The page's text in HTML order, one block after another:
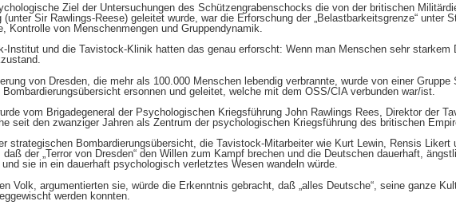
Ziel der Untersuchungen des Schützengrabenschocks die von der britischen
(unter Sir Rawlings-Reese) geleitet wurde, war die Erforschung der „Belastbarkeitsgrenze“ unter
Kontrolle von Menschenmengen und Gruppendynamik.
Institut und die Tavistock-Klinik hatten das genau erforscht: Wenn man Menschen sehr
von Dresden, die mehr als 100.000 Menschen lebendig verbrannte, wurde von einer
ersonnen und geleitet, welche mit dem OSS/CIA verbunden war/ist.
vom Brigadegeneral der Psychologischen Kriegsführung John Rawlings Rees, Direktor der
seit den zwanziger Jahren als Zentrum der psychologischen Kriegsführung des britischen
strategischen Bombardierungsübersicht, die Tavistock-Mitarbeiter wie Kurt Lewin, Rensis Likert
der „Terror von Dresden“ den Willen zum Kampf brechen und die Deutschen dauerhaft,
sie in ein dauerhaft psychologisch verletztes Wesen wandeln würde.
Volk, argumentierten sie, würde die Erkenntnis gebracht, daß „alles Deutsche“, seine ganze
werden konnten.